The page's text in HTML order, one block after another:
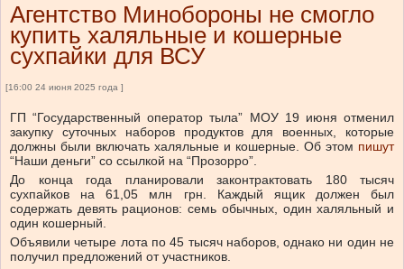
Агентство Минобороны не смогло
купить халяльные и кошерные
сухпайки для ВСУ
[16:00 24 июня 2025 года ]
ГП “Государственный оператор тыла” МОУ 19 июня отменил
закупку суточных наборов продуктов для военных, которые
должны были включать халяльные и кошерные. Об этом пишут
“Наши деньги” со ссылкой на “Прозорро”.
До конца года планировали законтрактовать 180 тысяч
сухпайков на 61,05 млн грн. Каждый ящик должен был
содержать девять рационов: семь обычных, один халяльный и
один кошерный.
Объявили четыре лота по 45 тысяч наборов, однако ни один не
получил предложений от участников.